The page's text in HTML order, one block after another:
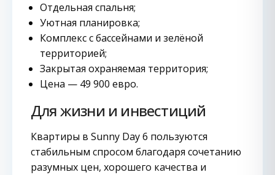
Отдельная спальня;
Уютная планировка;
Комплекс с бассейнами и зелёной
территорией;
Закрытая охраняемая территория;
Цена — 49 900 евро.
Для жизни и инвестиций
Квартиры в Sunny Day 6 пользуются
стабильным спросом благодаря сочетанию
разумных цен, хорошего качества и